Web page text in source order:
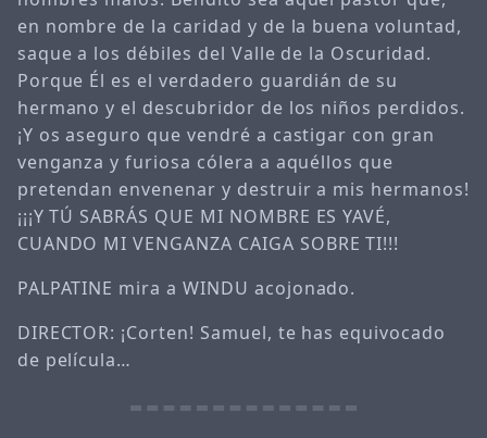
en nombre de la caridad y de la buena voluntad,
saque a los débiles del Valle de la Oscuridad.
Porque Él es el verdadero guardián de su
hermano y el descubridor de los niños perdidos.
¡Y os aseguro que vendré a castigar con gran
venganza y furiosa cólera a aquéllos que
pretendan envenenar y destruir a mis hermanos!
¡¡¡Y TÚ SABRÁS QUE MI NOMBRE ES YAVÉ,
CUANDO MI VENGANZA CAIGA SOBRE TI!!!
PALPATINE mira a WINDU acojonado.
DIRECTOR: ¡Corten! Samuel, te has equivocado
de película…